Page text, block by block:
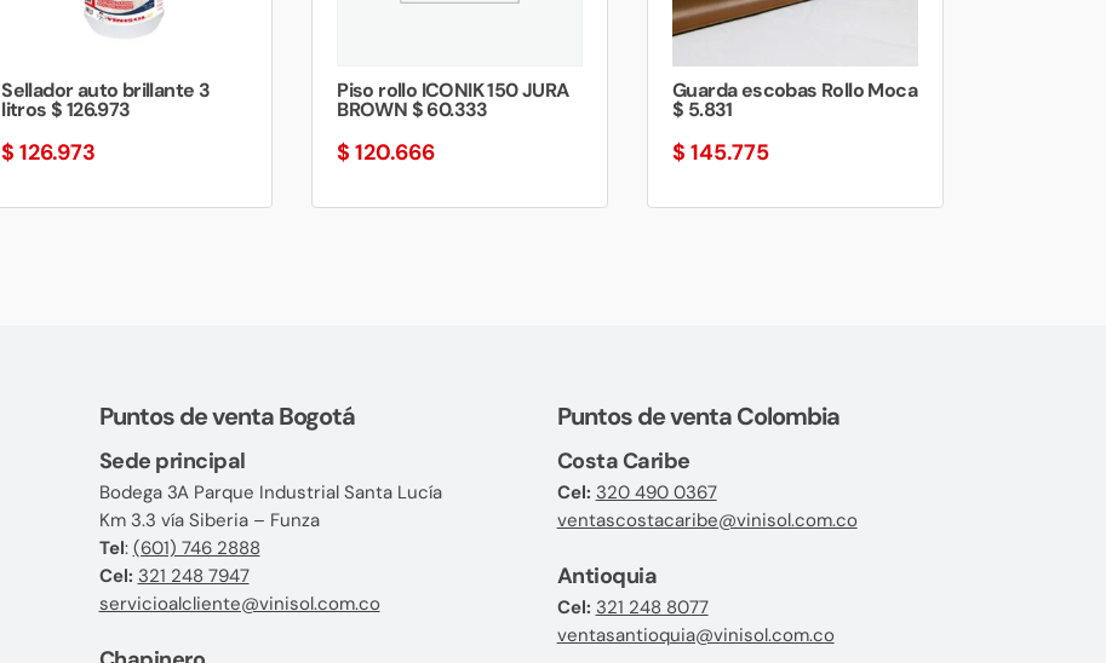
Sellador auto brillante 3
litros $ 126.973
$ 126.973
Piso rollo ICONIK 150 JURA
BROWN $ 60.333
$ 120.666
Guarda escobas Rollo Moca
$ 5.831
$ 145.775
Puntos de venta Bogotá
Sede principal
Bodega 3A Parque Industrial Santa Lucía
Km 3.3 vía Siberia – Funza
Tel: (601) 746 2888
Cel: 321 248 7947
servicioalcliente@vinisol.com.co
Puntos de venta Colombia
Costa Caribe
Cel: 320 490 0367
ventascostacaribe@vinisol.com.co
Antioquia
Cel: 321 248 8077
ventasantioquia@vinisol.com.co